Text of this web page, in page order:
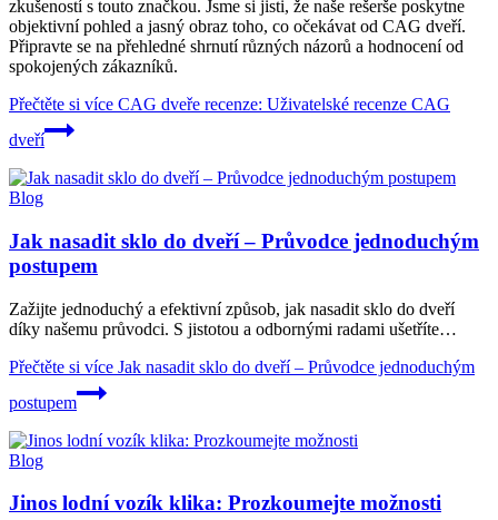
zkušeností s touto značkou. Jsme si jisti, že naše rešerše poskytne
objektivní pohled a jasný obraz toho, co očekávat od CAG dveří.
Připravte se na přehledné shrnutí různých názorů a hodnocení od
spokojených zákazníků.
Přečtěte si více CAG dveře recenze: Uživatelské recenze CAG
dveří
Blog
Jak nasadit sklo do dveří – Průvodce jednoduchým
postupem
Zažijte jednoduchý a efektivní způsob, jak nasadit sklo do dveří
díky našemu průvodci. S jistotou a odbornými radami ušetříte…
Přečtěte si více Jak nasadit sklo do dveří – Průvodce jednoduchým
postupem
Blog
Jinos lodní vozík klika: Prozkoumejte možnosti